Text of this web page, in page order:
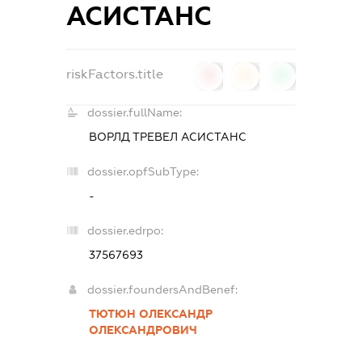
АСИСТАНС
riskFactors.title
dossier.fullName:
ВОРЛД ТРЕВЕЛ АСИСТАНС
dossier.opfSubType:
-
dossier.edrpo:
37567693
dossier.foundersAndBenef:
ТЮТЮН ОЛЕКСАНДР
ОЛЕКСАНДРОВИЧ